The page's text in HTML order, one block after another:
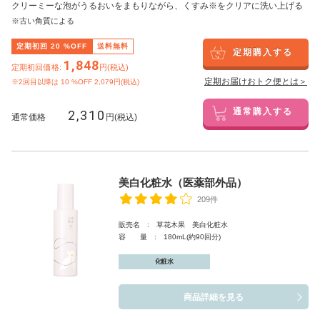
クリーミーな泡がうるおいをまもりながら、くすみ※をクリアに洗い上げる
※古い角質による
定期初回 20 %OFF 送料無料
定期初回価格: 1,848円(税込)
※2回目以降は 10 %OFF 2,079円(税込)
定期購入する
定期お届けおトク便とは＞
通常価格 2,310 円(税込) 通常購入する
美白化粧水（医薬部外品）
209件
販売名 : 草花木果 美白化粧水
容 量 : 180mL(約90回分)
化粧水
商品詳細を見る